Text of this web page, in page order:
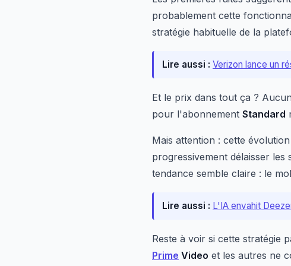
probablement cette
stratégie habituelle de la
Lire aussi : Verizon lance un
Et le prix dans tout ça ?
pour l'abonnement Standard
Mais attention : cette
progressivement délaisser
tendance semble claire : le
Lire aussi : L'IA envahit
Reste à voir si cette stratégie
Prime Video et les autres ne